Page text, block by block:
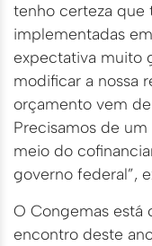
tenho certeza que
implementadas
expectativa muito
modificar a nossa
orçamento vem
Precisamos de
meio do
governo federal”,
O Congemas está
encontro deste